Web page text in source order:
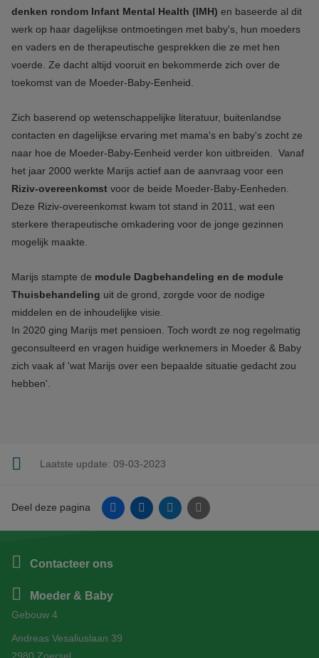
denken rondom Infant Mental Health (IMH) en baseerde al dit
werk op haar dagelijkse ontmoetingen met baby's, hun moeders
en vaders en de therapeutische gesprekken die ze met hen
voerde. Ze dacht altijd vooruit en bekommerde zich over de
toekomst van de Moeder-Baby-Eenheid.
Zich baserend op wetenschappelijke literatuur, buitenlandse
contacten en dagelijkse ervaring met mama's en baby's zocht ze
naar hoe de Moeder-Baby-Eenheid verder kon uitbreiden. Vanaf
het jaar 2000 werkte Marijs actief aan de aanvraag voor een
Riziv-overeenkomst voor de beide Moeder-Baby-Eenheden.
Deze Riziv-overeenkomst kwam tot stand in 2011, wat een
sterkere therapeutische omkadering voor de jonge gezinnen
mogelijk maakte.
Marijs stampte de module Dagbehandeling en de module
Thuisbehandeling uit de grond, zorgde voor de nodige
middelen en de inhoudelijke visie.
In 2020 ging Marijs met pensioen. Toch wordt ze nog regelmatig
geconsulteerd en vragen huidige werknemers in Moeder & Baby
zich vaak af 'wat Marijs over een bepaalde situatie gedacht zou
hebben'.
Laatste update: 09-03-2023
Deel deze pagina FacebookLinkedinTwitter E-mail
Contacteer ons
Moeder & Baby
Gebouw 4
Andreas Vesaliuslaan 39